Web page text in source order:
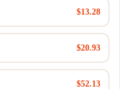
$13.28
$20.93
$52.13